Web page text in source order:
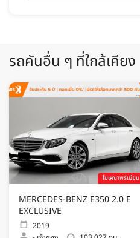
รถคันอื่น ๆ ที่ใกล้เคียง
โฆษณาพรีเมียม
MERCEDES-BENZ E350 2.0 E
EXCLUSIVE
2019